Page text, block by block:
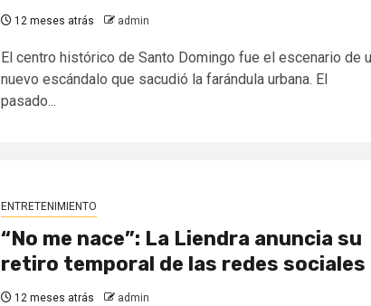
12 meses atrás admin
El centro histórico de Santo Domingo fue el escenario de
nuevo escándalo que sacudió la farándula urbana. El
pasado...
ENTRETENIMIENTO
“No me nace”: La Liendra anuncia su
retiro temporal de las redes sociales
12 meses atrás admin